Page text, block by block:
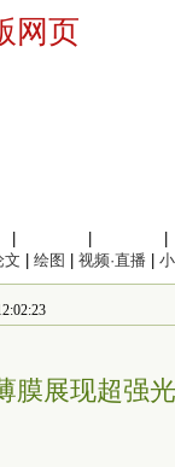
网页
文 绘图 视频·直播
膜展现超强